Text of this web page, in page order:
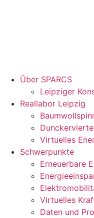
Über SPARCS
Leipziger
Reallabor Leipzig
Virtuelles
Schwerpunkte
Erneuerbare
Virtuelles
Daten und